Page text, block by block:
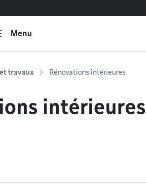
Menu
travaux Rénovations intérieures
intérieures